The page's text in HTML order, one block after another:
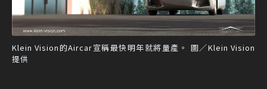
Klein Vision的Aircar宣稱最快明年就將量產。 圖／Klein Vision
提供